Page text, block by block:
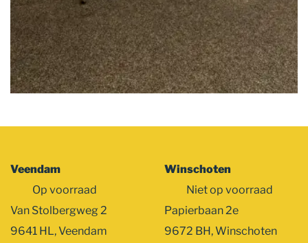
Veendam
Op voorraad
Van Stolbergweg 2
9641 HL, Veendam
Winschoten
Niet op voorraad
Papierbaan 2e
9672 BH, Winschoten